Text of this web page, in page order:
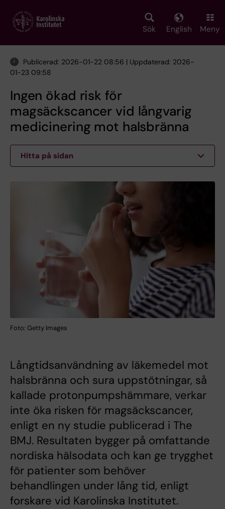
main
Sök English Meny
Publicerad: 2026-01-22 08:56 | Uppdaterad: 2026-
01-23 09:58
Ingen ökad risk för
magsäckscancer vid långvarig
medicinering mot halsbränna
Hitta på sidan
Foto: Getty Images
Långtidsanvändning av läkemedel mot
halsbränna och sura uppstötningar, så
kallade protonpumpshämmare, verkar
inte öka risken för magsäckscancer,
enligt en ny studie publicerad i The
BMJ. Resultaten bygger på omfattande
nordiska hälsodata och kan ge trygghet
för patienter som behöver
behandlingen under lång tid, enligt
forskare vid Karolinska Institutet.